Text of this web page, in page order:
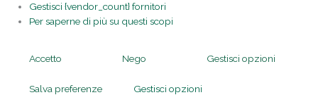
Gestisci {vendor_count} fornitori
Per saperne di più su questi scopi
Accetto Nego Gestisci opzioni
Salva preferenze
Gestisci opzioni